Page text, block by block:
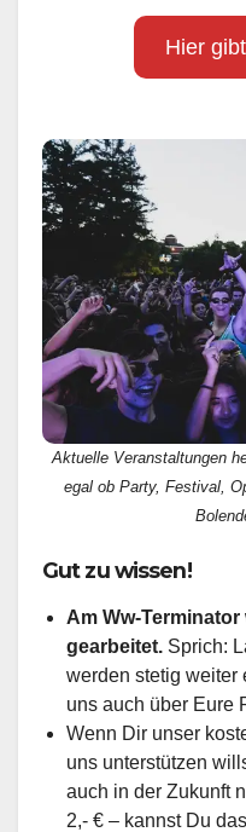
Hier
Aktuelle Veranstaltungen
egal ob Party, Festival,
Gut zu wissen!
Am Ww-
gearbeitet. Sprich:
werden stetig weiter
uns auch über Eure
Wenn Dir unser
uns unterstützen
auch in der Zukunft
2,- € – kannst Du das